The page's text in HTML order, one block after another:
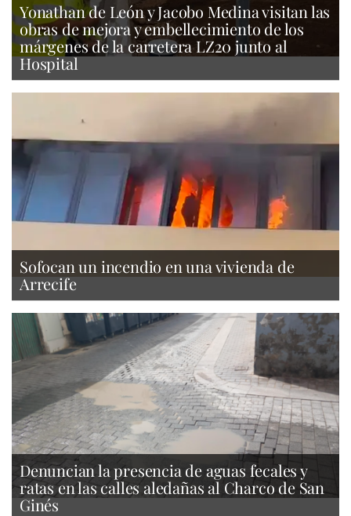
Yonathan de León y Jacobo Medina visitan las
obras de mejora y embellecimiento de los
márgenes de la carretera LZ20 junto al
Hospital
Sofocan un incendio en una vivienda de
Arrecife
Denuncian la presencia de aguas fecales y
ratas en las calles aledañas al Charco de San
Ginés